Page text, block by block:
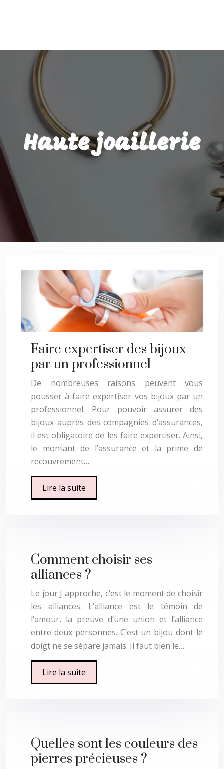
Haute joaillerie
Faire expertiser des bijoux
par un professionnel
De nombreuses raisons peuvent vous
pousser à faire expertiser vos bijoux par un
professionnel. Pour pouvoir assurer des
bijoux auprès des compagnies d’assurances,
il est obligatoire de les faire expertiser. Ainsi,
le montant de l’assurance et la prime de
recouvrement…
Lire la suite
Comment choisir ses
alliances ?
Le jour J approche, c’est le moment de choisir
les alliances. L’alliance est le témoin de
l’amour, la preuve d’une union et l’alliance
entre deux personnes. C’est un bijou dont le
doigt ne se sépare jamais. Il faut bien le…
Lire la suite
Quelles sont les couleurs des
pierres précieuses ?